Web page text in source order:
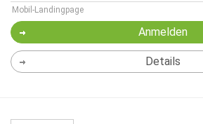
Mobil-Landingpage
Anmelden
Details